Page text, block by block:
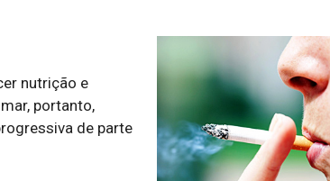
nutrição e
portanto,
de parte